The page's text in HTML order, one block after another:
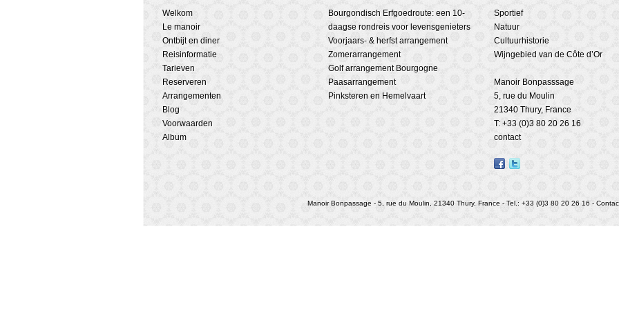
Welkom
Le manoir
Ontbijt en diner
Reisinformatie
Tarieven
Reserveren
Arrangementen
Blog
Voorwaarden
Album
Bourgondisch Erfgoedroute: een 10-
daagse rondreis voor levensgenieters
Voorjaars- & herfst arrangement
Zomerarrangement
Golf arrangement Bourgogne
Paasarrangement
Pinksteren en Hemelvaart
Sportief
Natuur
Cultuurhistorie
Wijngebied van de Côte d’Or
Manoir Bonpasssage
5, rue du Moulin
21340 Thury, France
T: +33 (0)3 80 20 26 16
contact
Manoir Bonpassage - 5, rue du Moulin, 21340 Thury, France - Tel.: +33 (0)3 80 20 26 16 -